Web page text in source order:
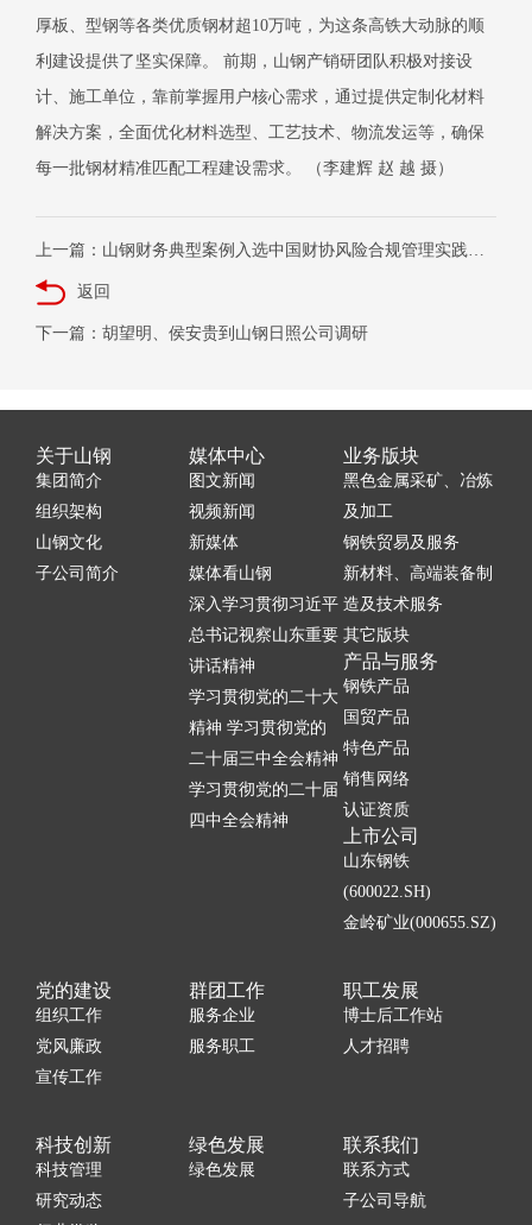
厚板、型钢等各类优质钢材超10万吨，为这条高铁大动脉的顺
利建设提供了坚实保障。 前期，山钢产销研团队积极对接设
计、施工单位，靠前掌握用户核心需求，通过提供定制化材料
解决方案，全面优化材料选型、工艺技术、物流发运等，确保
每一批钢材精准匹配工程建设需求。 （李建辉 赵 越 摄）
上一篇：山钢财务典型案例入选中国财协风险合规管理实践案例集
返回
下一篇：胡望明、侯安贵到山钢日照公司调研
关于山钢
集团简介
组织架构
山钢文化
子公司简介
媒体中心
图文新闻
视频新闻
新媒体
媒体看山钢
深入学习贯彻习近平
总书记视察山东重要
讲话精神
学习贯彻党的二十大
精神 学习贯彻党的
二十届三中全会精神
学习贯彻党的二十届
四中全会精神
业务版块
黑色金属采矿、冶炼
及加工
钢铁贸易及服务
新材料、高端装备制
造及技术服务
其它版块
产品与服务
钢铁产品
国贸产品
特色产品
销售网络
认证资质
上市公司
山东钢铁
(600022.SH)
金岭矿业(000655.SZ)
党的建设
组织工作
党风廉政
宣传工作
群团工作
服务企业
服务职工
职工发展
博士后工作站
人才招聘
科技创新
科技管理
研究动态
绿色发展
绿色发展
联系我们
联系方式
子公司导航